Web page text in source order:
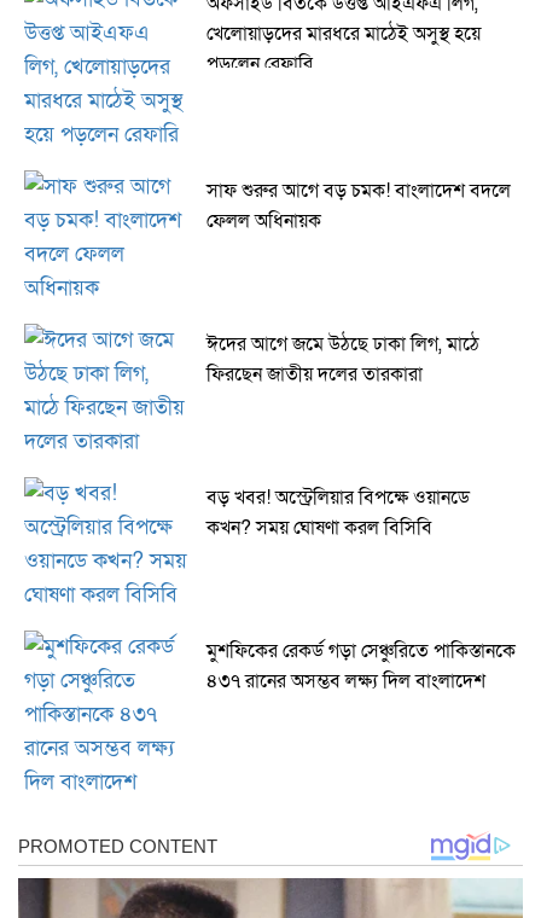
খেলোয়াড়দের মারধরে মাঠেই অসুস্থ হয়ে
পড়লেন রেফারি
সাফ শুরুর আগে বড় চমক! বাংলাদেশ বদলে
ফেলল অধিনায়ক
ঈদের আগে জমে উঠছে ঢাকা লিগ, মাঠে
ফিরছেন জাতীয় দলের তারকারা
বড় খবর! অস্ট্রেলিয়ার বিপক্ষে ওয়ানডে
কখন? সময় ঘোষণা করল বিসিবি
মুশফিকের রেকর্ড গড়া সেঞ্চুরিতে পাকিস্তানকে
৪৩৭ রানের অসম্ভব লক্ষ্য দিল বাংলাদেশ